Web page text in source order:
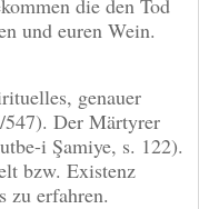
die den Tod
und euren Wein.
genauer
547). Der Märtyrer
i Şamiye, s. 122).
bzw. Existenz
zu erfahren.